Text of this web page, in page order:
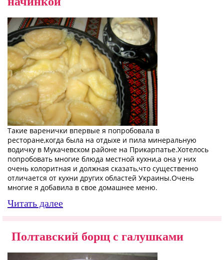
Такие варенички впервые я попробовала в
ресторане,когда была на отдыхе и пила минеральную
водичку в Мукачевском районе на Прикарпатье.Хотелось
попробовать многие блюда местной кухни,а она у них
очень колоритная и должная сказать,что существенно
отличается от кухни других областей Украины.Очень
многие я добавила в свое домашнее меню.
Читать далее
Полтавский борщ с галушками